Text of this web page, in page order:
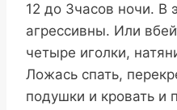
12 до 3часов ночи. В
агрессивны. Или
четыре иголки,
Ложась спать,
подушки и кровать и